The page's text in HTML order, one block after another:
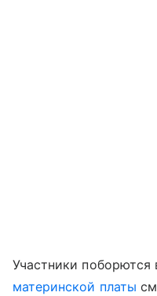
Участники поборются
материнской платы